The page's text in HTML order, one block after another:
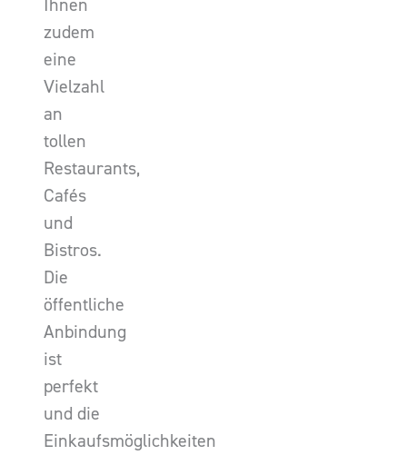
Ihnen
zudem
eine
Vielzahl
an
tollen
Restaurants,
Cafés
und
Bistros.
Die
öffentliche
Anbindung
ist
perfekt
und die
Einkaufsmöglichkeiten